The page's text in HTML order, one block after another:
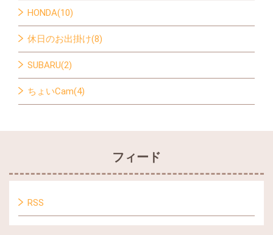
HONDA(10)
休日のお出掛け(8)
SUBARU(2)
ちょいCam(4)
フィード
RSS